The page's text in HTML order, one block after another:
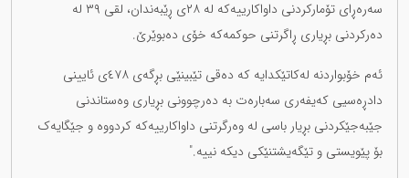
سەرەڕای تۆمارکردنی داواکارییەکە لە ٢٨ی ڕێبەندان، لقی ٣٩ لە
دەرکردنی بڕیاری ڕاگرتنی حوکمەکە خۆی دەبوێرێ.
ئەم خۆبواردنە لەکاتێکدایە کە دەقی تێبینێی بڕگەی ٤٧٨ی ئایینی
دادڕەسیی کەیفەری سەبارەت بە دەرچوونی بڕیاری وەستاندنی
جێبەجێکردنی بڕیار باسی لە وەرگرتنی داواکارییەکە کردووە و جێگایەک
بۆ پێویستی و تێگەیشتنێکی دیکە نییە."